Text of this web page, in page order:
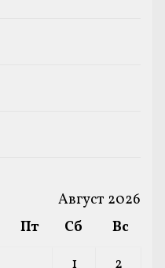
Август 2026
Пт Сб
Вс